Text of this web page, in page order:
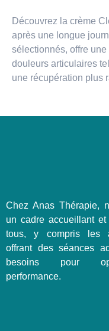
Découvrez la crème
après une longue
sélectionnés, offre
douleurs articulaires
une récupération plus
Chez Anas Thérapie,
un cadre accueillant et
tous, y compris les
offrant des séances
besoins pour
performance.